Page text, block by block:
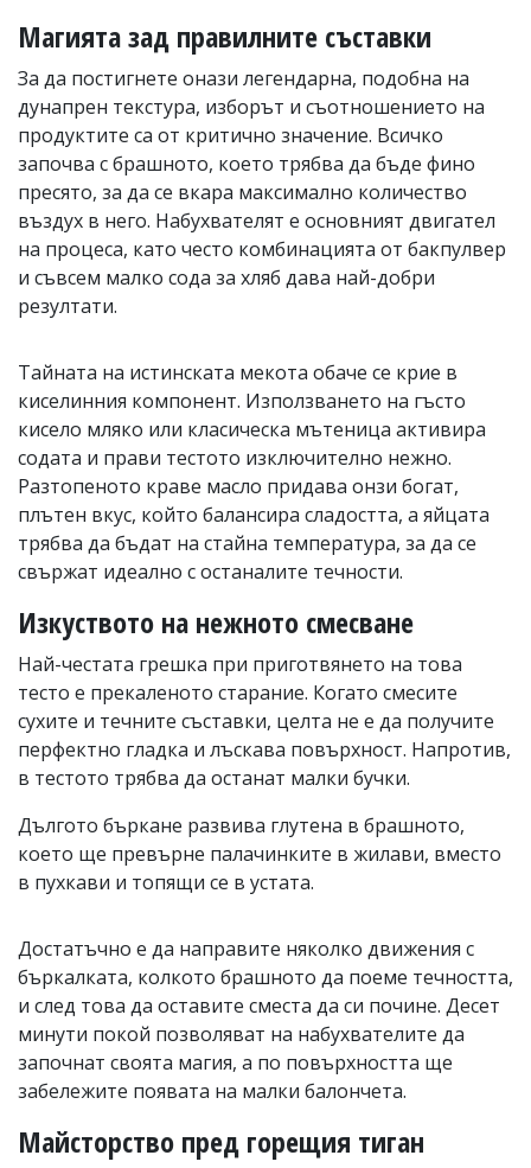
Магията зад правилните съставки
За да постигнете онази легендарна, подобна на
дунапрен текстура, изборът и съотношението на
продуктите са от критично значение. Всичко
започва с брашното, което трябва да бъде фино
пресято, за да се вкара максимално количество
въздух в него. Набухвателят е основният двигател
на процеса, като често комбинацията от бакпулвер
и съвсем малко сода за хляб дава най-добри
резултати.
Тайната на истинската мекота обаче се крие в
киселинния компонент. Използването на гъсто
кисело мляко или класическа мътеница активира
содата и прави тестото изключително нежно.
Разтопеното краве масло придава онзи богат,
плътен вкус, който балансира сладостта, а яйцата
трябва да бъдат на стайна температура, за да се
свържат идеално с останалите течности.
Изкуството на нежното смесване
Най-честата грешка при приготвянето на това
тесто е прекаленото старание. Когато смесите
сухите и течните съставки, целта не е да получите
перфектно гладка и лъскава повърхност. Напротив,
в тестото трябва да останат малки бучки.
Дългото бъркане развива глутена в брашното,
което ще превърне палачинките в жилави, вместо
в пухкави и топящи се в устата.
Достатъчно е да направите няколко движения с
бъркалката, колкото брашното да поеме течността,
и след това да оставите сместа да си почине. Десет
минути покой позволяват на набухвателите да
започнат своята магия, а по повърхността ще
забележите появата на малки балончета.
Майсторство пред горещия тиган